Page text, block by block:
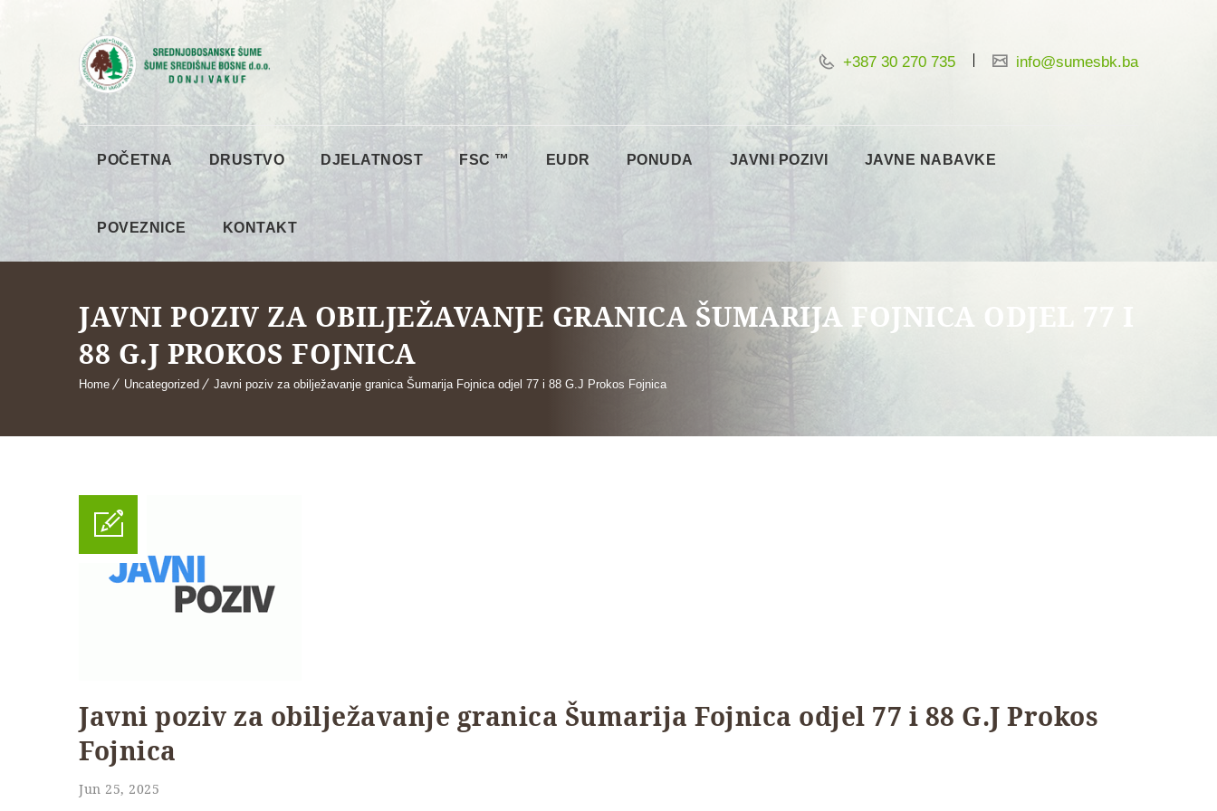
+387 30 270 735 info@sumesbk.ba
POČETNA DRUSTVO DJELATNOST FSC ™ EUDR PONUDA JAVNI POZIVI JAVNE NABAVKE
POVEZNICE KONTAKT
JAVNI POZIV ZA OBILJEŽAVANJE GRANICA ŠUMARIJA FOJNICA ODJEL 77 I
88 G.J PROKOS FOJNICA
Home Uncategorized Javni poziv za obilježavanje granica Šumarija Fojnica odjel 77 i 88 G.J Prokos Fojnica
Javni poziv za obilježavanje granica Šumarija Fojnica odjel 77 i 88 G.J Prokos
Fojnica
Jun 25, 2025